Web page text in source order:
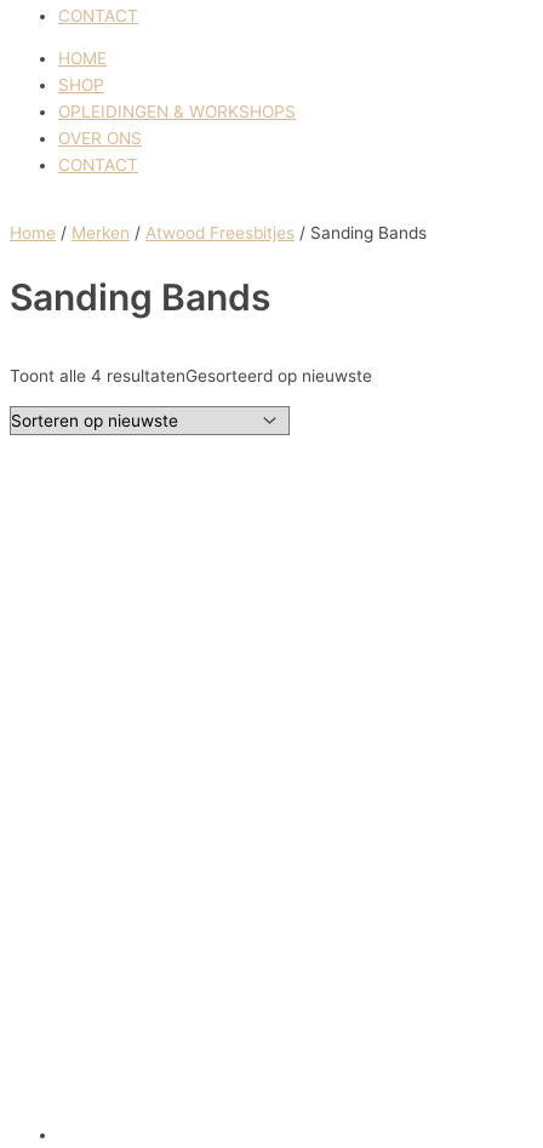
CONTACT
HOME
SHOP
OPLEIDINGEN & WORKSHOPS
OVER ONS
CONTACT
Home / Merken / Atwood Freesbitjes / Sanding Bands
Sanding Bands
Toont alle 4 resultatenGesorteerd op nieuwste